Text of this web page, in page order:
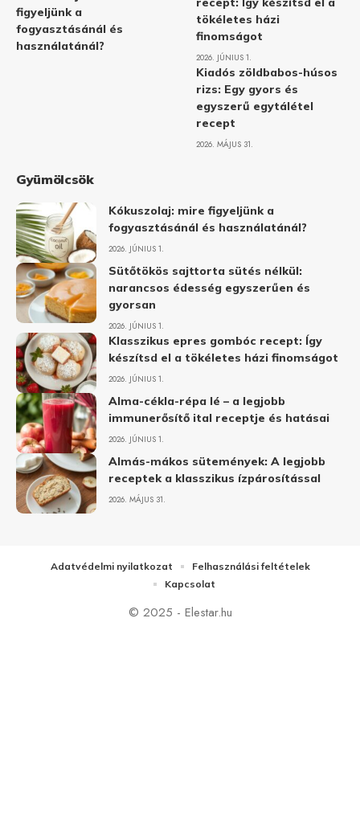
figyeljünk a
fogyasztásánál és
használatánál?
tökéletes házi
finomságot
2026. JÚNIUS 1.
Kiadós zöldbabos-húsos
rizs: Egy gyors és
egyszerű egytálétel
recept
2026. MÁJUS 31.
Gyümölcsök
Kókuszolaj: mire figyeljünk a
fogyasztásánál és használatánál?
2026. JÚNIUS 1.
Sütőtökös sajttorta sütés nélkül:
narancsos édesség egyszerűen és
gyorsan
2026. JÚNIUS 1.
Klasszikus epres gombóc recept: Így
készítsd el a tökéletes házi finomságot
2026. JÚNIUS 1.
Alma-cékla-répa lé – a legjobb
immunerősítő ital receptje és hatásai
2026. JÚNIUS 1.
Almás-mákos sütemények: A legjobb
receptek a klasszikus ízpárosítással
2026. MÁJUS 31.
© 2025 - Elestar.hu
Adatvédelmi nyilatkozat
Felhasználási feltételek
Kapcsolat